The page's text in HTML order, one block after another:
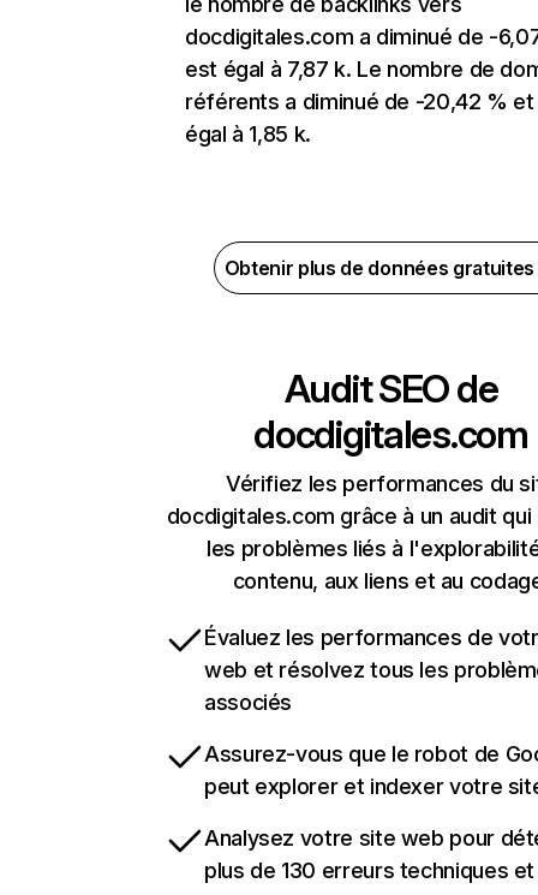
docdigitales.com a diminué de -
est égal à 7,87 k. Le nombre de
référents a diminué de -20,42 %
égal à 1,85 k.
Obtenir plus de données
Audit SEO de
docdigitales.com
Vérifiez les performances du
docdigitales.com grâce à un audit
les problèmes liés à
contenu, aux liens et au
Évaluez les performances de
web et résolvez tous les
associés
Assurez-vous que le robot de
peut explorer et indexer votre
Analysez votre site web pour
plus de 130 erreurs techniques et